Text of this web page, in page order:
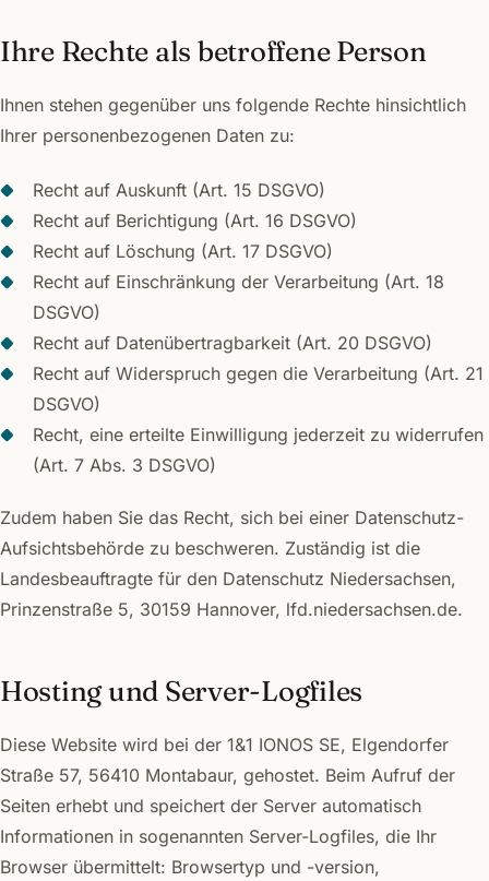
Ihre Rechte als betroffene Person
Ihnen stehen gegenüber uns folgende Rechte hinsichtlich
Ihrer personenbezogenen Daten zu:
Recht auf Auskunft (Art. 15 DSGVO)
Recht auf Berichtigung (Art. 16 DSGVO)
Recht auf Löschung (Art. 17 DSGVO)
Recht auf Einschränkung der Verarbeitung (Art. 18
DSGVO)
Recht auf Datenübertragbarkeit (Art. 20 DSGVO)
Recht auf Widerspruch gegen die Verarbeitung (Art. 21
DSGVO)
Recht, eine erteilte Einwilligung jederzeit zu widerrufen
(Art. 7 Abs. 3 DSGVO)
Zudem haben Sie das Recht, sich bei einer Datenschutz-
Aufsichtsbehörde zu beschweren. Zuständig ist die
Landesbeauftragte für den Datenschutz Niedersachsen,
Prinzenstraße 5, 30159 Hannover, lfd.niedersachsen.de.
Hosting und Server-Logfiles
Diese Website wird bei der 1&1 IONOS SE, Elgendorfer
Straße 57, 56410 Montabaur, gehostet. Beim Aufruf der
Seiten erhebt und speichert der Server automatisch
Informationen in sogenannten Server-Logfiles, die Ihr
Browser übermittelt: Browsertyp und -version,